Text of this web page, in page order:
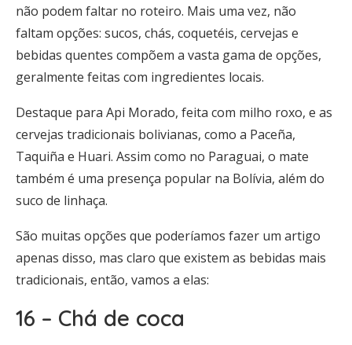
não podem faltar no roteiro. Mais uma vez, não
faltam opções: sucos, chás, coquetéis, cervejas e
bebidas quentes compõem a vasta gama de opções,
geralmente feitas com ingredientes locais.
Destaque para Api Morado, feita com milho roxo, e as
cervejas tradicionais bolivianas, como a Paceña,
Taquiña e Huari. Assim como no Paraguai, o mate
também é uma presença popular na Bolívia, além do
suco de linhaça.
São muitas opções que poderíamos fazer um artigo
apenas disso, mas claro que existem as bebidas mais
tradicionais, então, vamos a elas:
16 – Chá de coca